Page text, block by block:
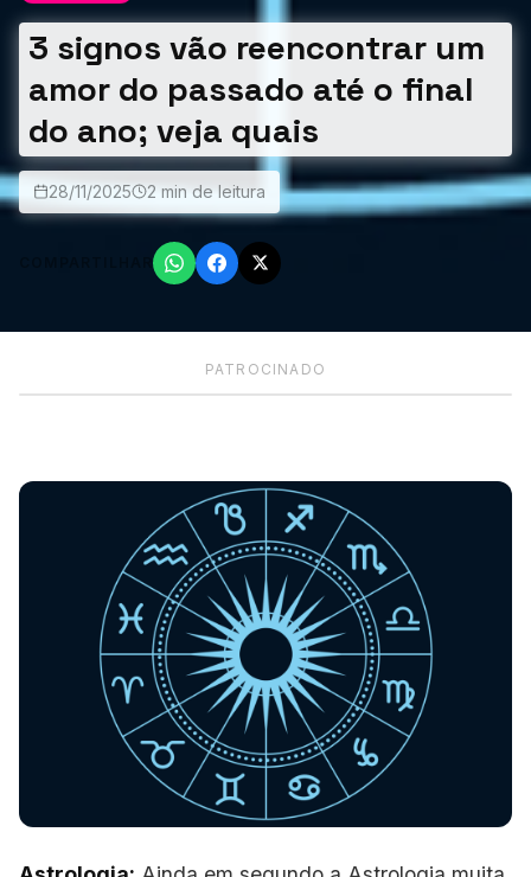
3 signos vão reencontrar um
amor do passado até o final
do ano; veja quais
28/11/2025 2 min de leitura
COMPARTILHAR
PATROCINADO